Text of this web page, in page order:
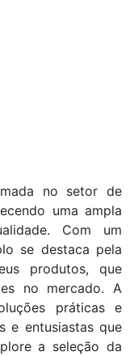
no setor de
uma ampla
Com um
se destaca pela
produtos, que
no mercado. A
práticas e
e entusiastas que
a seleção da